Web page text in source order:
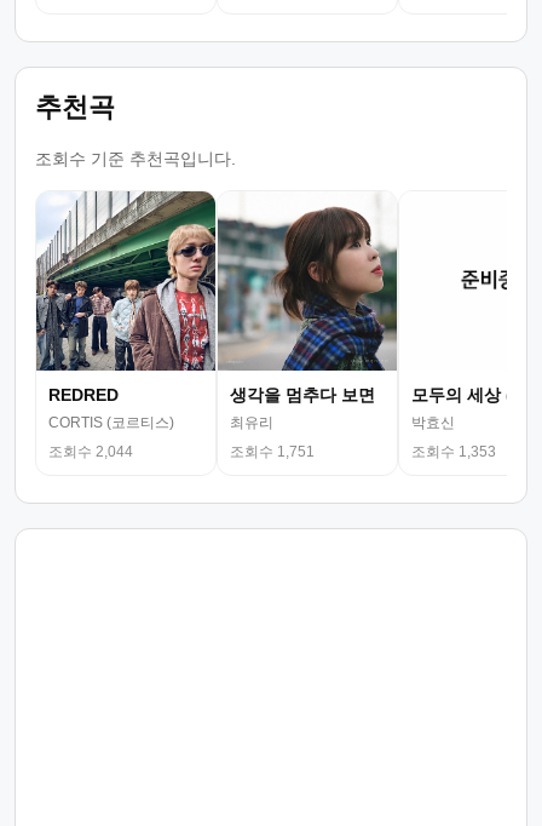
추천곡
조회수 기준 추천곡입니다.
REDRED
CORTIS (코르티스)
조회수 2,044
생각을 멈추다 보면
최유리
조회수 1,751
모두의 세상 (뮤
박효신
조회수 1,353